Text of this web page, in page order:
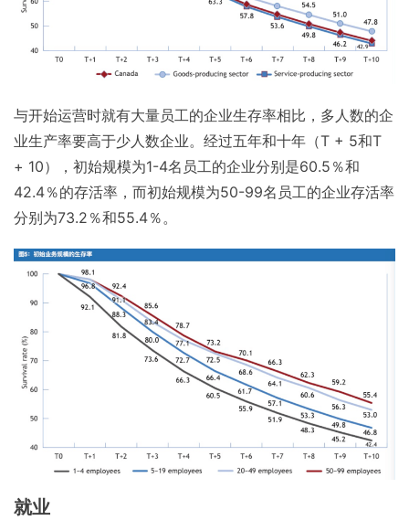
与开始运营时就有大量员工的企业生存率相比，多人数的企
业生产率要高于少人数企业。经过五年和十年（T + 5和T
+ 10），初始规模为1-4名员工的企业分别是60.5％和
42.4％的存活率，而初始规模为50-99名员工的企业存活率
分别为73.2％和55.4％。
就业